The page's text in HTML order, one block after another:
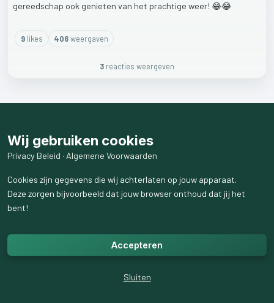
gereedschap ook genieten van het prachtige weer! 😂😂
9likes 406weergaven
3 reacties weergeven
Wij gebruiken cookies
Privacy Beleid · Algemene Voorwaarden
Cookies zijn gegevens die wij achterlaten op jouw apparaat.
Deze zorgen bijvoorbeeld dat jouw browser onthoud dat jij het
bent!
Accepteren
Sluiten